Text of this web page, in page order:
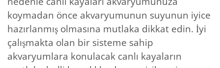
koymadan önce akvaryumunun suyunun iyice
hazırlanmış olmasına mutlaka dikkat edin. İyi
çalışmakta olan bir sisteme sahip
akvaryumlara konulacak canlı kayaların